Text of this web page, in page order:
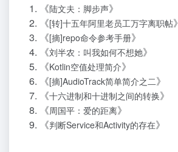
《陆文夫：脚步声》
《[转]十五年阿里老员工万字离职帖》
《[摘]repo命令参考手册》
《刘半农：叫我如何不想她》
《Kotlin空值处理简介》
《[摘]AudioTrack简单简介之二》
《十六进制和十进制之间的转换》
《周国平：爱的距离》
《判断Service和Activity的存在》